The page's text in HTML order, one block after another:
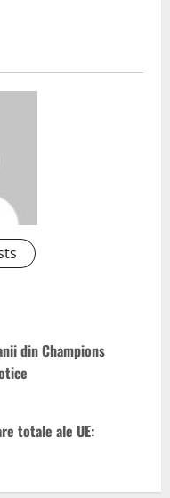
din Champions
totale ale UE: